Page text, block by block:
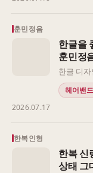
인하는
훈민정음
한글을
훈민정
한글 디
면 오히
낄 수 있
헤어밴드
2026.07.17
한복인형
한복 신
상태 그